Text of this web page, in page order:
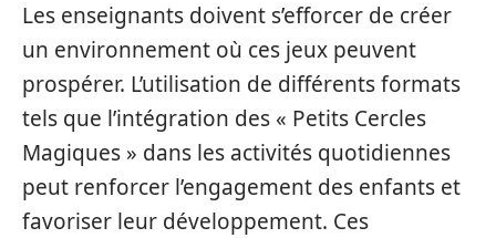
Les enseignants doivent s’efforcer de créer
un environnement où ces jeux peuvent
prospérer. L’utilisation de différents formats
tels que l’intégration des « Petits Cercles
Magiques » dans les activités quotidiennes
peut renforcer l’engagement des enfants et
favoriser leur développement. Ces